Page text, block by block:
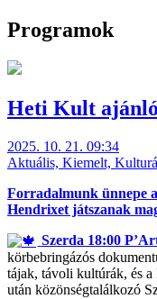
Programok
Heti Kult
2025. 10. 21. 09:34
Aktuális, Kiemelt,
Forradalmunk ünnepe
Hendrixet játszanak
Szerda 18:00
körbebringázós
tájak, távoli kultúrák, és a
után közönségtalálkozó